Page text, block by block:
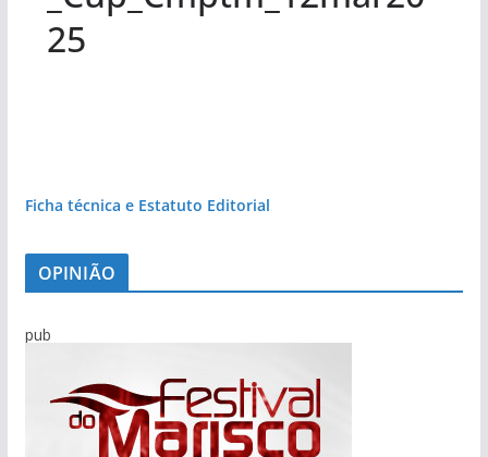
25
Ficha técnica e Estatuto Editorial
OPINIÃO
pub